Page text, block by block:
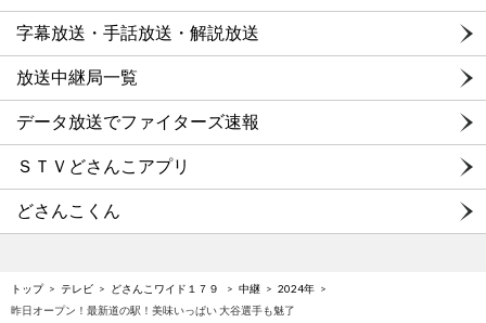
字幕放送・手話放送・解説放送
放送中継局一覧
データ放送でファイターズ速報
ＳＴＶどさんこアプリ
どさんこくん
トップ テレビ どさんこワイド１７９ 中継
2024年
昨日オープン！最新道の駅！美味いっぱい 大谷選手も魅了